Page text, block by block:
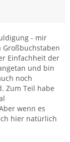
- mir
Großbuchstaben
Einfachheit der
und bin
noch
Zum Teil habe
wenn es
hier natürlich